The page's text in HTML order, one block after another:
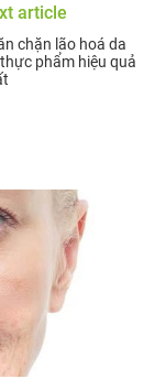
article
chặn lão hoá da
phẩm hiệu quả